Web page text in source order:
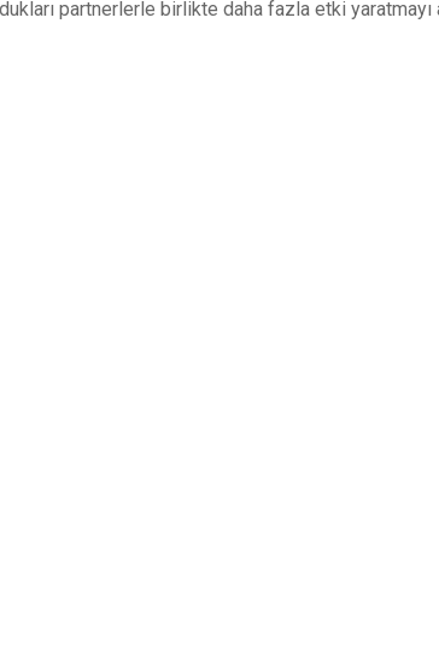
partnerlerle birlikte daha fazla etki yaratmayı